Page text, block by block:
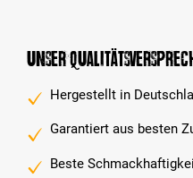
Unser
Hergestellt in
Garantiert aus besten
Beste